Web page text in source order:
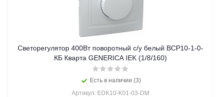
Светорегулятор 400Вт поворотный с/у белый ВСР10-1-0-
КБ Кварта GENERICA IEK (1/8/160)
Есть в наличии (3)
Артикул: EDK10-K01-03-DM